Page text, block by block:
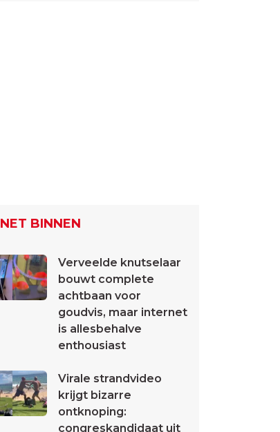
NET BINNEN
Verveelde knutselaar
bouwt complete
achtbaan voor
goudvis, maar internet
is allesbehalve
enthousiast
Virale strandvideo
krijgt bizarre
ontknoping:
congreskandidaat uit